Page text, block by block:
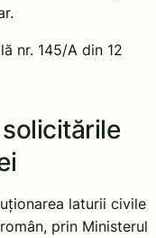
nr. 145/A din 12
laturii civile
prin Ministerul